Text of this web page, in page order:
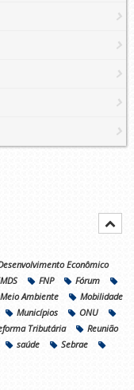
Econômico
FNP
Fórum
Meio Ambiente
Mobilidade
Municípios
ONU
Tributária
Reunião
saúde
Sebrae